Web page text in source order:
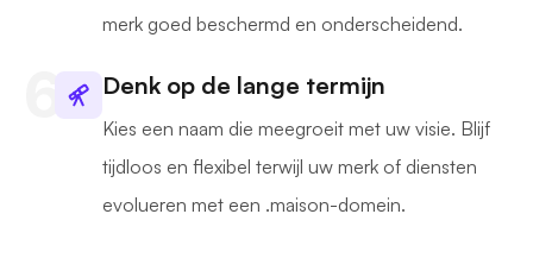
merk goed beschermd en onderscheidend.
Denk op de lange termijn
Kies een naam die meegroeit met uw visie. Blijf
tijdloos en flexibel terwijl uw merk of diensten
evolueren met een .maison-domein.